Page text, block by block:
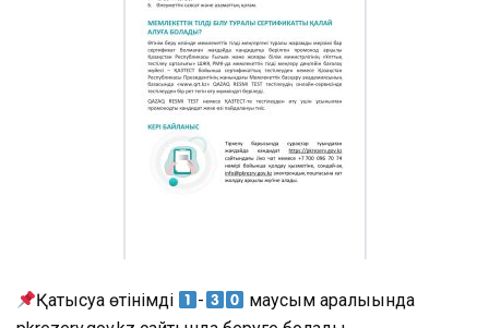
Қатысуға өтінімді -
маусым аралығында